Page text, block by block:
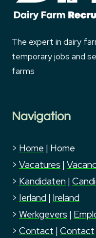
The expert in dairy
temporary jobs and
farms
Navigation
> Home | Home
> Vacatures |
> Kandidaten |
> Ierland | Ireland
> Werkgevers |
> Contact | Contact